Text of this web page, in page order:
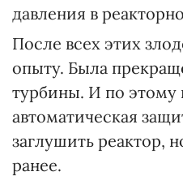
давления в
После всех этих
опыту. Была
турбины. И по этому
автоматическая
заглушить реактор,
ранее.